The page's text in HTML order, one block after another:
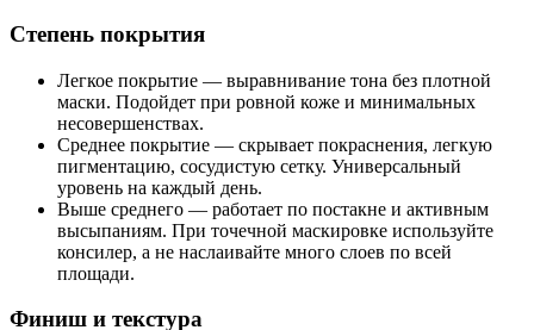
Степень покрытия
Легкое покрытие — выравнивание тона без плотной
маски. Подойдет при ровной коже и минимальных
несовершенствах.
Среднее покрытие — скрывает покраснения, легкую
пигментацию, сосудистую сетку. Универсальный
уровень на каждый день.
Выше среднего — работает по постакне и активным
высыпаниям. При точечной маскировке используйте
консилер, а не наслаивайте много слоев по всей
площади.
Финиш и текстура